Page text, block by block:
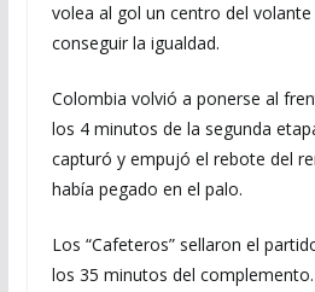
volea al gol un centro del
conseguir la igualdad.
Colombia volvió a ponerse al
los 4 minutos de la segunda
capturó y empujó el rebote del
había pegado en el palo.
Los “Cafeteros” sellaron el
los 35 minutos del